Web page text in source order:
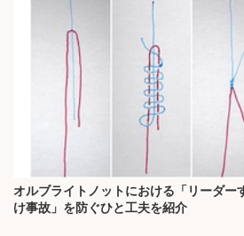
オルブライトノットにおける「リーダー
け事故」を防ぐひと工夫を紹介